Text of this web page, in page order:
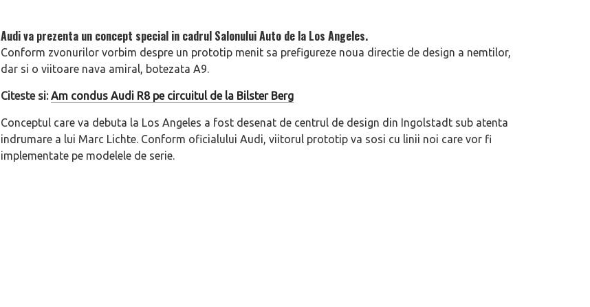
Audi va prezenta un concept special in cadrul Salonului Auto de la Los Angeles.
Conform zvonurilor vorbim despre un prototip menit sa prefigureze noua directie de design a nemtilor,
dar si o viitoare nava amiral, botezata A9.
Citeste si:Am condus Audi R8 pe circuitul de la Bilster Berg
Conceptul care va debuta la Los Angeles a fost desenat de centrul de design din Ingolstadt sub atenta
indrumare a lui Marc Lichte. Conform oficialului Audi, viitorul prototip va sosi cu linii noi care vor fi
implementate pe modelele de serie.